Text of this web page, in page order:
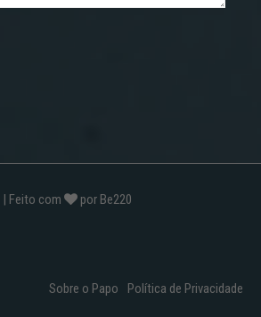
| Feito com por Be220
Sobre o Papo Política de Privacidade